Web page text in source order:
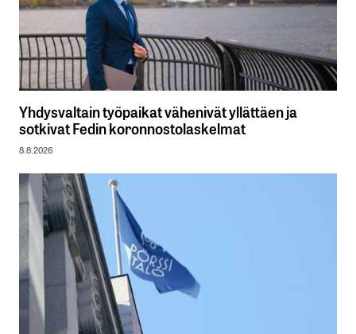
Yhdysvaltain työpaikat vähenivät yllättäen ja
sotkivat Fedin koronnostolaskelmat
8.8.2026